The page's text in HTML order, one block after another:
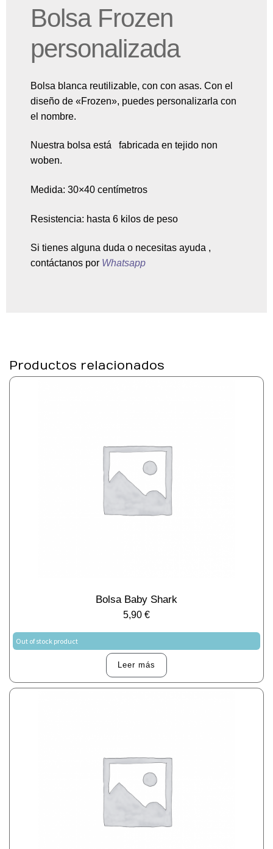
Bolsa Frozen
personalizada
Bolsa blanca reutilizable, con con asas. Con el
diseño de «Frozen», puedes personalizarla con
el nombre.
Nuestra bolsa está fabricada en tejido non
woben.
Medida: 30×40 centímetros
Resistencia: hasta 6 kilos de peso
Si tienes alguna duda o necesitas ayuda ,
contáctanos por Whatsapp
Productos relacionados
Bolsa Baby Shark
5,90 €
Out of stock product
Leer más